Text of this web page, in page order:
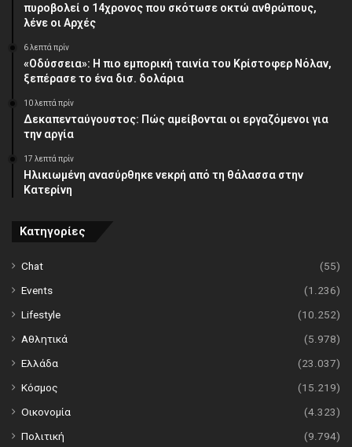
πυροβολεί ο 14χρονος που σκότωσε οκτώ ανθρώπους,
λένε οι Αρχές
6 λεπτά πρίν
«Οδύσσεια»: Η πιο εμπορική ταινία του Κρίστοφερ Νόλαν,
ξεπέρασε το ένα δισ. δολάρια
10 λεπτά πρίν
Δεκαπενταύγουστος: Πώς αμείβονται οι εργαζόμενοι για
την αργία
17 λεπτά πρίν
Ηλικιωμένη ανασύρθηκε νεκρή από τη θάλασσα στην
Κατερίνη
Κατηγορίες
Chat
(55)
Events
(1.236)
Lifestyle
(10.252)
Αθλητικά
(5.978)
Ελλάδα
(23.037)
Κόσμος
(15.219)
Οικονομία
(4.323)
Πολιτική
(9.794)